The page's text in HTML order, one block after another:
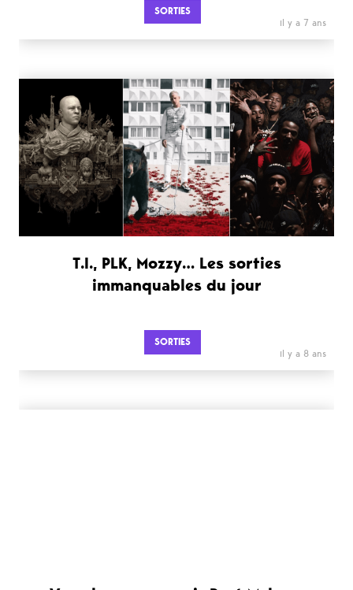
SORTIES
il y a 7 ans
T.I., PLK, Mozzy… Les sorties
immanquables du jour
SORTIES
il y a 8 ans